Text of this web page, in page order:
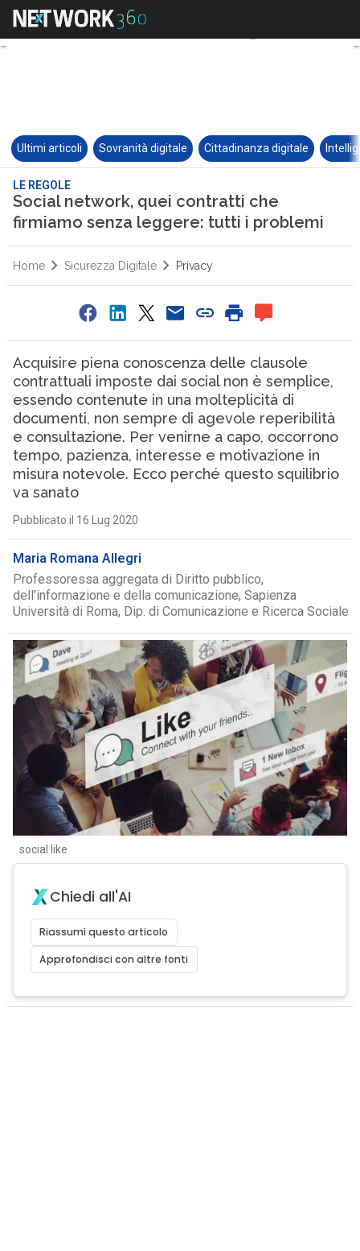
Ultimi articoli Sovranità digitale Cittadinanza digitale
LE REGOLE
Social network, quei contratti che
firmiamo senza leggere: tutti i problemi
Home Sicurezza Digitale Privacy
Acquisire piena conoscenza delle clausole
contrattuali imposte dai social non è semplice,
essendo contenute in una molteplicità di
documenti, non sempre di agevole reperibilità
e consultazione. Per venirne a capo, occorrono
tempo, pazienza, interesse e motivazione in
misura notevole. Ecco perché questo squilibrio
va sanato
Pubblicato il 16 Lug 2020
Maria Romana Allegri
Professoressa aggregata di Diritto pubblico,
dell’informazione e della comunicazione, Sapienza
Università di Roma, Dip. di Comunicazione e Ricerca Sociale
social like
Chiedi all'AI
Riassumi questo articolo
Approfondisci con altre fonti